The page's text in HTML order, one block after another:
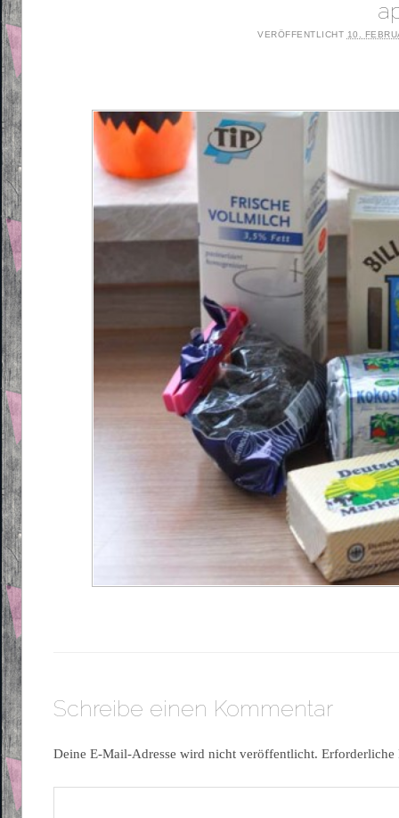
VERÖFFENTLICHT 10.
Schreibe einen Kommentar
Deine E-Mail-Adresse wird nicht veröffentlicht.